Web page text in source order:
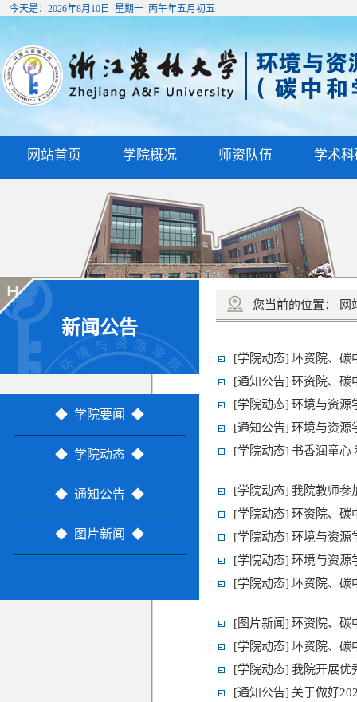
今天是： 2026年8月10日 星期一 丙午年五月初五
网站首页 学院概况 师资队伍 学术
新闻公告
◆ 学院要闻 ◆
◆ 学院动态 ◆
◆ 通知公告 ◆
◆ 图片新闻 ◆
您当前的位置： 网
[学院动态] 环资院、碳
[通知公告] 环资院、碳
[学院动态] 环境与资源
[通知公告] 环境与资源
[学院动态] 书香润童
[学院动态] 我院教师参
[学院动态] 环资院、碳
[学院动态] 环境与资源
[学院动态] 环境与资源
[学院动态] 环资院、碳
[图片新闻] 环资院、碳
[学院动态] 环资院、碳
[学院动态] 我院开展优
[通知公告] 关于做好